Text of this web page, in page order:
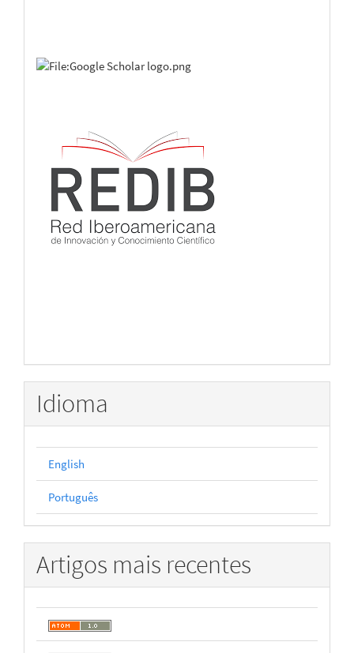
Idioma
English
Português
Artigos mais recentes